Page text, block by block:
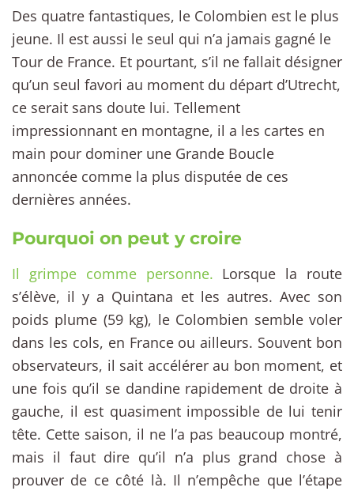
Des quatre fantastiques, le Colombien est le plus
jeune. Il est aussi le seul qui n’a jamais gagné le
Tour de France. Et pourtant, s’il ne fallait désigner
qu’un seul favori au moment du départ d’Utrecht,
ce serait sans doute lui. Tellement
impressionnant en montagne, il a les cartes en
main pour dominer une Grande Boucle
annoncée comme la plus disputée de ces
dernières années.
Pourquoi on peut y croire
Il grimpe comme personne. Lorsque la route
s’élève, il y a Quintana et les autres. Avec son
poids plume (59 kg), le Colombien semble voler
dans les cols, en France ou ailleurs. Souvent bon
observateurs, il sait accélérer au bon moment, et
une fois qu’il se dandine rapidement de droite à
gauche, il est quasiment impossible de lui tenir
tête. Cette saison, il ne l’a pas beaucoup montré,
mais il faut dire qu’il n’a plus grand chose à
prouver de ce côté là. Il n’empêche que l’étape